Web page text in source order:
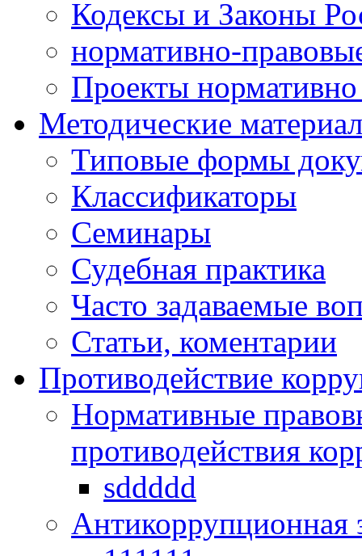
Кодексы и Законы
нормативно-
Проекты
Методические
Типовые формы
Классификаторы
Семинары
Судебная практика
Часто задаваемые
Статьи, коментарии
Противодействие
Нормативные
противодействия
sddddd
Антикоррупционная